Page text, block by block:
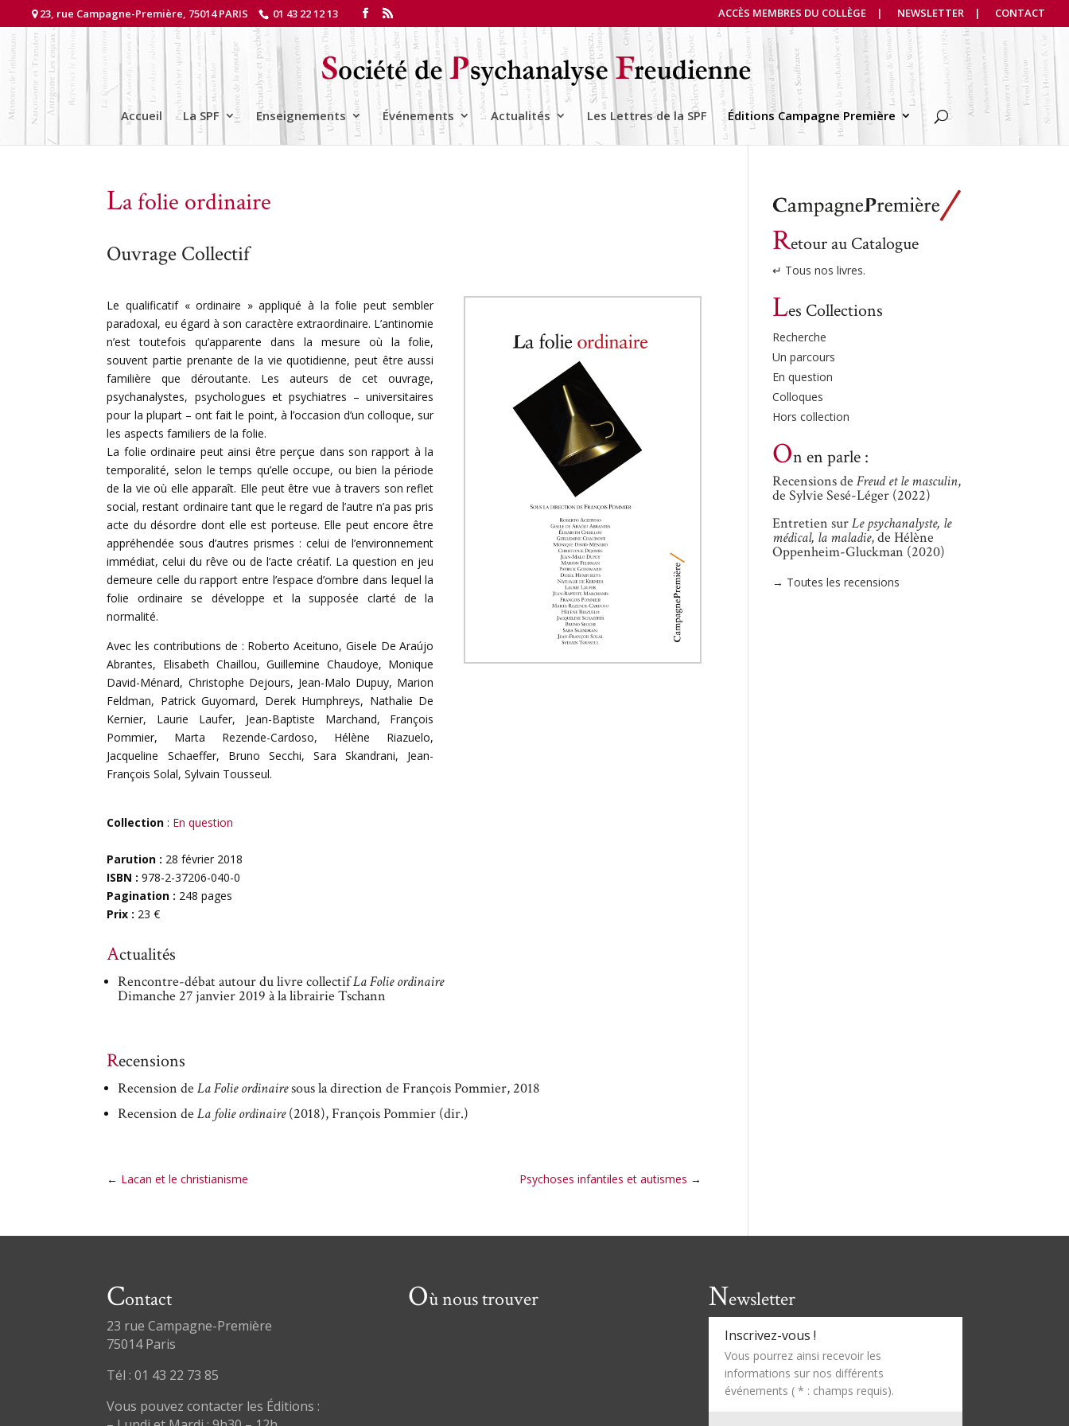
23, rue Campagne-Première, 75014 PARIS 01 43 22 12 13 ACCÈS MEMBRES DU COLLÈGE NEWSLETTER CONTACT
Accueil La SPF Enseignements Événements Actualités Les Lettres de la SPF Éditions Campagne Première
La folie ordinaire
Ouvrage Collectif
Le qualificatif « ordinaire » appliqué à la folie peut sembler
paradoxal, eu égard à son caractère extraordinaire. L’antinomie
n’est toutefois qu’apparente dans la mesure où la folie,
souvent partie prenante de la vie quotidienne, peut être aussi
familière que déroutante. Les auteurs de cet ouvrage,
psychanalystes, psychologues et psychiatres – universitaires
pour la plupart – ont fait le point, à l’occasion d’un colloque, sur
les aspects familiers de la folie.
La folie ordinaire peut ainsi être perçue dans son rapport à la
temporalité, selon le temps qu’elle occupe, ou bien la période
de la vie où elle apparaît. Elle peut être vue à travers son reflet
social, restant ordinaire tant que le regard de l’autre n’a pas pris
acte du désordre dont elle est porteuse. Elle peut encore être
appréhendée sous d’autres prismes : celui de l’environnement
immédiat, celui du rêve ou de l’acte créatif. La question en jeu
demeure celle du rapport entre l’espace d’ombre dans lequel la
folie ordinaire se développe et la supposée clarté de la
normalité.
Avec les contributions de : Roberto Aceituno, Gisele De Araújo
Abrantes, Elisabeth Chaillou, Guillemine Chaudoye, Monique
David-Ménard, Christophe Dejours, Jean-Malo Dupuy, Marion
Feldman, Patrick Guyomard, Derek Humphreys, Nathalie De
Kernier, Laurie Laufer, Jean-Baptiste Marchand, François
Pommier, Marta Rezende-Cardoso, Hélène Riazuelo,
Jacqueline Schaeffer, Bruno Secchi, Sara Skandrani, Jean-
François Solal, Sylvain Tousseul.
Collection : En question
Parution : 28 février 2018
ISBN :978-2-37206-040-0
Pagination : 248 pages
Prix : 23 €
Actualités
Rencontre-débat autour du livre collectifLa Folie ordinaire
Dimanche 27 janvier 2019 à la librairie Tschann
Recensions
Recension deLa Folie ordinairesous la direction de François Pommier, 2018
Recension deLa folie ordinaire(2018), François Pommier (dir.)
← Lacan et le christianisme Psychoses infantiles et autismes →
Retour au Catalogue
↵ Tous nos livres.
Les Collections
Recherche
Un parcours
En question
Colloques
Hors collection
On en parle :
Recensions de Freud et le masculin,
de Sylvie Sesé-Léger (2022)
Entretien surLe psychanalyste, le
médical, la maladie, de Hélène
Oppenheim-Gluckman (2020)
→ Toutes les recensions
Contact
23 rue Campagne-Première
75014 Paris
Tél : 01 43 22 73 85
Vous pouvez contacter les Éditions :
Où nous trouver Newsletter
Inscrivez-vous !
Vous pourrez ainsi recevoir les
informations sur nos différents
événements ( * : champs requis).